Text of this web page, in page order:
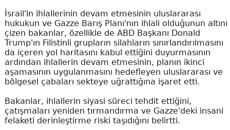
İsrail'in ihlallerinin devam etmesinin uluslararası
hukukun ve Gazze Barış Planı'nın ihlali olduğunun altını
çizen bakanlar, özellikle de ABD Başkanı Donald
Trump'ın Filistinli grupların silahların sınırlandırılmasını
da içeren yol haritasını kabul ettiğini duyurmasının
ardından ihlallerin devam etmesinin, planın ikinci
aşamasının uygulanmasını hedefleyen uluslararası ve
bölgesel çabaları sekteye uğrattığına işaret etti.
Bakanlar, ihlallerin siyasi süreci tehdit ettiğini,
çatışmaları yeniden tırmandırma ve Gazze'deki insani
felaketi derinleştirme riski taşıdığını belirtti.